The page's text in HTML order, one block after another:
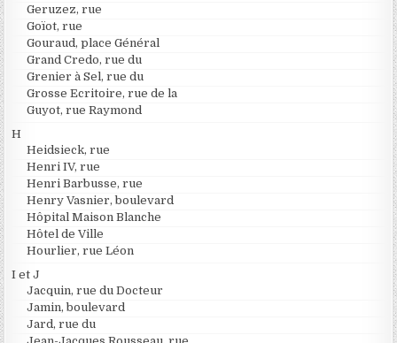
Geruzez, rue
Goïot, rue
Gouraud, place Général
Grand Credo, rue du
Grenier à Sel, rue du
Grosse Ecritoire, rue de la
Guyot, rue Raymond
H
Heidsieck, rue
Henri IV, rue
Henri Barbusse, rue
Henry Vasnier, boulevard
Hôpital Maison Blanche
Hôtel de Ville
Hourlier, rue Léon
I et J
Jacquin, rue du Docteur
Jamin, boulevard
Jard, rue du